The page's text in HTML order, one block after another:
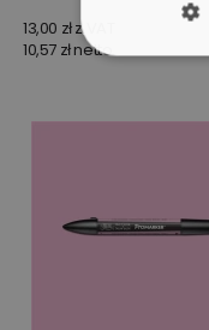
13,00 zł z VAT
10,57 zł netto